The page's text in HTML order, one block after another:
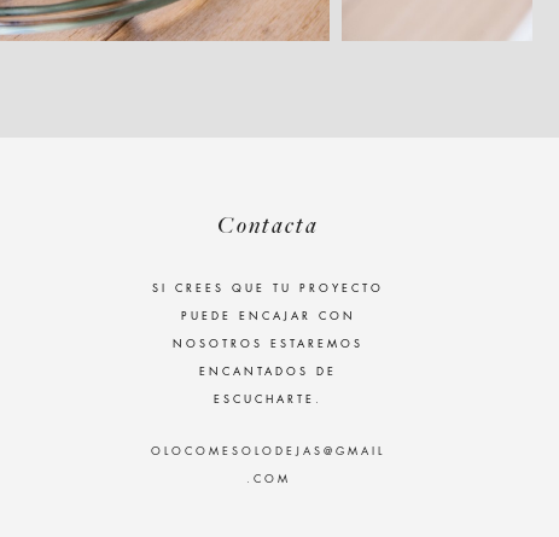
Contacta
SI CREES QUE TU PROYECTO
PUEDE ENCAJAR CON
NOSOTROS ESTAREMOS
ENCANTADOS DE
ESCUCHARTE.
OLOCOMESOLODEJAS@GMAIL
.COM